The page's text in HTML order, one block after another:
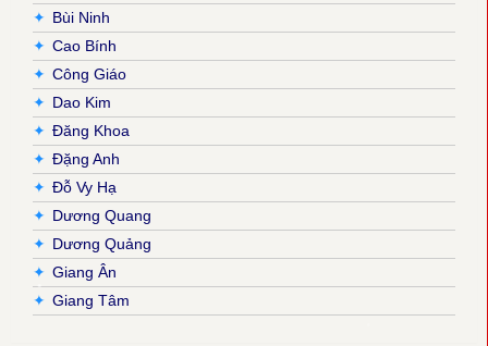
✦ Bùi Ninh
✦ Cao Bính
✦ Công Giáo
✦ Dao Kim
✦ Đăng Khoa
✦ Đặng Anh
✦ Đỗ Vy Hạ
✦ Dương Quang
✦ Dương Quảng
✦ Giang Ân
✦ Giang Tâm